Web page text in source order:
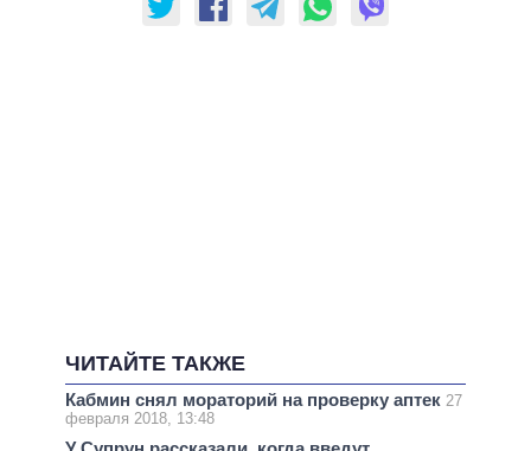
ЧИТАЙТЕ ТАКЖЕ
Кабмин снял мораторий на проверку аптек 27
февраля 2018, 13:48